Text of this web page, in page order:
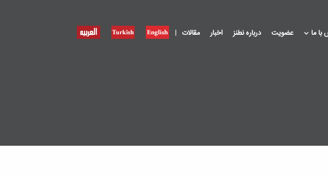
ما عضویت درباره نطنز اخبار مقالات |